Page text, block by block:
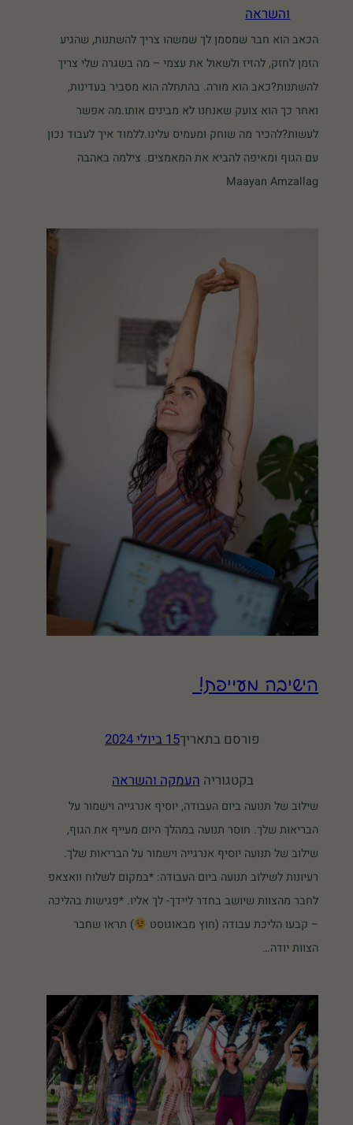
והשראה
הכאב הוא חבר שמסמן לך שמשהו צריך להשתנות, שהגיע
הזמן לחזק, להזיז ולשאול את עצמי – מה בשגרה שלי צריך
להשתנות?כאב הוא מורה. בהתחלה הוא מסביר בעדינות,
ואחר כך הוא צועק שאנחנו לא מבינים אותו.מה אפשר
לעשות?להכיר מה שוחק ומעמיס עלינו.ללמוד איך לעבוד נכון
עם הגוף ומאיפה להביא את המאמצים. צילמה באהבה
Maayan Amzallag
הישיבה מעייפת!
פורסם בתאריך15 ביולי 2024
בקטגוריההעמקה והשראה
שילוב של תנועה ביום העבודה, יוסיף אנרגייה וישמור על
הבריאות שלך. חוסר תנועה במהלך היום מעייף את הגוף,
שילוב של תנועה יוסיף אנרגייה וישמור על הבריאות שלך.
רעיונות לשילוב תנועה ביום העבודה: *במקום לשלוח וואצאפ
לחבר מהצוות שיושב בחדר ליידך- לך אליו. *פגישות בהליכה
– קבעו הליכת עבודה (חוץ מבאוגוסט
) תראו שחבר
הצוות יודה…